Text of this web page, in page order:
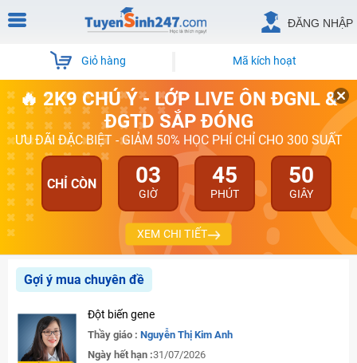
ĐĂNG NHẬP
Giỏ hàng Mã kích hoạt
🔥 2K9 CHÚ Ý - LỚP LIVE ÔN ĐGNL &
ĐGTD SẮP ĐÓNG
ƯU ĐÃI ĐẶC BIỆT - GIẢM 50% HỌC PHÍ CHỈ CHO 300 SUẤT
CHỈ CÒN 03
GIỜ
45
PHÚT
50
GIÂY
XEM CHI TIẾT
Gợi ý mua chuyên đề
Đột biến gene
Thầy giáo : Nguyễn Thị Kim Anh
Ngày hết hạn :31/07/2026